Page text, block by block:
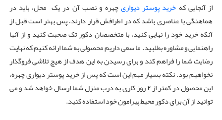
از آنجایی که خرید پوستر دیواریچهره و نصب آن در یک محل، باید در
هماهنگی با عناصری باشد که در اطرافش قرار دارند، پس بهتر است قبل از
آنکه خرید خود را نهایی کنید، با متخصصان دکور تک صحبت کنید و از آنها
راهنمایی و مشاوره بطلبید. ما سعی داریم محصولی به شما ارائه کنیم که نهایت
رضایت شما را فراهم کند و برای رسیدن به این هدف از هیچ تلاشی فروگذار
نخواهیم بود. نکته بسیار مهم این است که پس از خرید پوستر دیواری چهره،
این محصول در کمتر از ۲ روز کاری به درب منزل شما ارسال خواهد شد و می
توانید از آن برای دکور محیط پیرامون خود استفاده کنید.